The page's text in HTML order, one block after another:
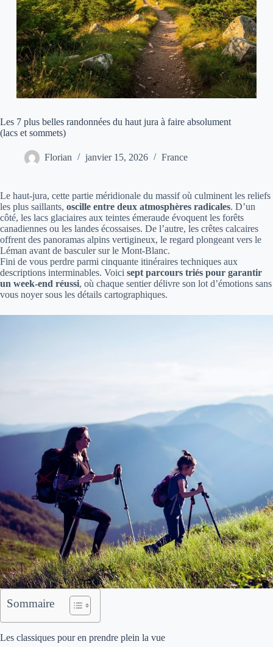
Les 7 plus belles randonnées du haut jura à faire absolument
(lacs et sommets)
Florian janvier 15, 2026 France
Le haut-jura, cette partie méridionale du massif où culminent les reliefs
les plus saillants, oscille entre deux atmosphères radicales. D’un
côté, les lacs glaciaires aux teintes émeraude évoquent les forêts
canadiennes ou les landes écossaises. De l’autre, les crêtes calcaires
offrent des panoramas alpins vertigineux, le regard plongeant vers le
Léman avant de basculer sur le Mont-Blanc.
Fini de vous perdre parmi cinquante itinéraires techniques aux
descriptions interminables. Voici sept parcours triés pour garantir
un week-end réussi, où chaque sentier délivre son lot d’émotions sans
vous noyer sous les détails cartographiques.
Sommaire
Les classiques pour en prendre plein la vue